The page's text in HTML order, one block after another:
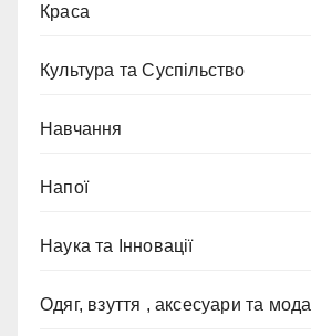
Краса
Культура та Суспільство
Навчання
Напої
Наука та Інновації
Одяг, взуття , аксесуари та мода